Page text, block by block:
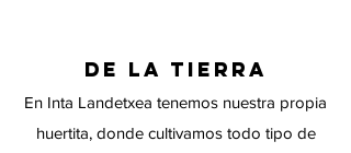
DE LA TIERRA
En Inta Landetxea tenemos nuestra propia
huertita, donde cultivamos todo tipo de